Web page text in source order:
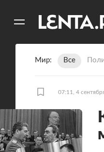
Мир Все
07:11, 4